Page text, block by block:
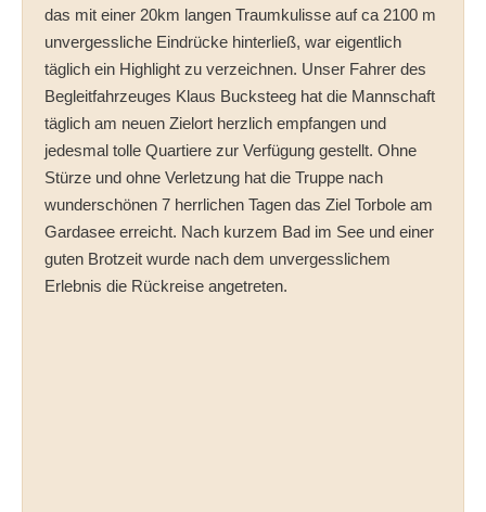
das mit einer 20km langen Traumkulisse auf ca 2100 m
unvergessliche Eindrücke hinterließ, war eigentlich
täglich ein Highlight zu verzeichnen. Unser Fahrer des
Begleitfahrzeuges Klaus Bucksteeg hat die Mannschaft
täglich am neuen Zielort herzlich empfangen und
jedesmal tolle Quartiere zur Verfügung gestellt. Ohne
Stürze und ohne Verletzung hat die Truppe nach
wunderschönen 7 herrlichen Tagen das Ziel Torbole am
Gardasee erreicht. Nach kurzem Bad im See und einer
guten Brotzeit wurde nach dem unvergesslichem
Erlebnis die Rückreise angetreten.